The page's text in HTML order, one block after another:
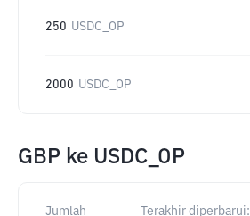
250 USDC_OP
2000 USDC_OP
GBP ke USDC_OP
Jumlah Terakhir diperbarui: